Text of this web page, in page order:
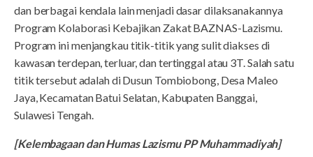
dan berbagai kendala lain menjadi dasar dilaksanakannya
Program Kolaborasi Kebajikan Zakat BAZNAS-Lazismu.
Program ini menjangkau titik-titik yang sulit diakses di
kawasan terdepan, terluar, dan tertinggal atau 3T. Salah satu
titik tersebut adalah di Dusun Tombiobong, Desa Maleo
Jaya, Kecamatan Batui Selatan, Kabupaten Banggai,
Sulawesi Tengah.
[Kelembagaan dan Humas Lazismu PP Muhammadiyah]